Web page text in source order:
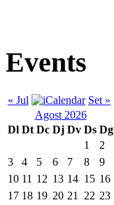
Events
« Jul
Set »
Agost 2026
Dl Dt Dc Dj Dv Ds Dg
1
2
3
4 5 6 7 8
9
10 11 12 13 14 15 16
17 18 19 20 21 22 23